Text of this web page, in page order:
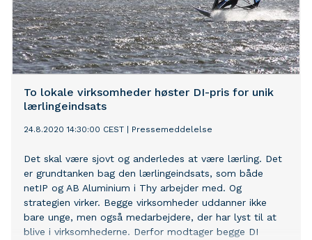
To lokale virksomheder høster DI-pris for unik
lærlingeindsats
24.8.2020 14:30:00 CEST Pressemeddelelse
Det skal være sjovt og anderledes at være lærling. Det
er grundtanken bag den lærlingeindsats, som både
netIP og AB Aluminium i Thy arbejder med. Og
strategien virker. Begge virksomheder uddanner ikke
bare unge, men også medarbejdere, der har lyst til at
blive i virksomhederne. Derfor modtager begge DI